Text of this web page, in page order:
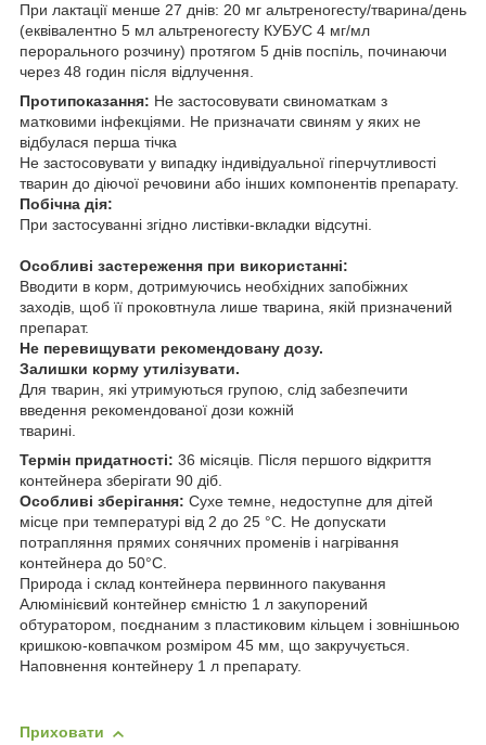
При лактації менше 27 днів: 20 мг альтреногесту/тварина/день
(еквівалентно 5 мл альтреногесту КУБУС 4 мг/мл
перорального розчину) протягом 5 днів поспіль, починаючи
через 48 годин після відлучення.
Протипоказання: Не застосовувати свиноматкам з
матковими інфекціями. Не призначати свиням у яких не
відбулася перша тічка
Не застосовувати у випадку індивідуальної гіперчутливості
тварин до діючої речовини або інших компонентів препарату.
Побічна дія:
При застосуванні згідно листівки-вкладки відсутні.
Особливі застереження при використанні:
Вводити в корм, дотримуючись необхідних запобіжних
заходів, щоб її проковтнула лише тварина, якій призначений
препарат.
Не перевищувати рекомендовану дозу.
Залишки корму утилізувати.
Для тварин, які утримуються групою, слід забезпечити
введення рекомендованої дози кожній
тварині.
Термін придатності: 36 місяців. Після першого відкриття
контейнера зберігати 90 діб.
Особливі зберігання: Сухе темне, недоступне для дітей
місце при температурі від 2 до 25 °С. Не допускати
потрапляння прямих сонячних променів і нагрівання
контейнера до 50°С.
Природа і склад контейнера первинного пакування
Алюмінієвий контейнер ємністю 1 л закупорений
обтуратором, поєднаним з пластиковим кільцем і зовнішньою
кришкою-ковпачком розміром 45 мм, що закручується.
Наповнення контейнеру 1 л препарату.
Приховати